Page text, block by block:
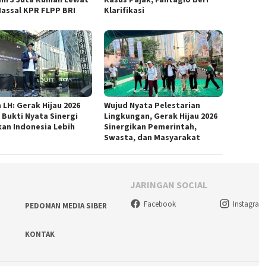
KPR FLPP BRI
Klarifikasi
LH: Gerak Hijau 2026
Bukti Nyata Sinergi
Indonesia Lebih
Wujud Nyata Pelestarian
Lingkungan, Gerak Hijau 2026
Sinergikan Pemerintah,
Swasta, dan Masyarakat
PEDOMAN MEDIA SIBER
KONTAK
JARINGAN SOCIAL
Facebook